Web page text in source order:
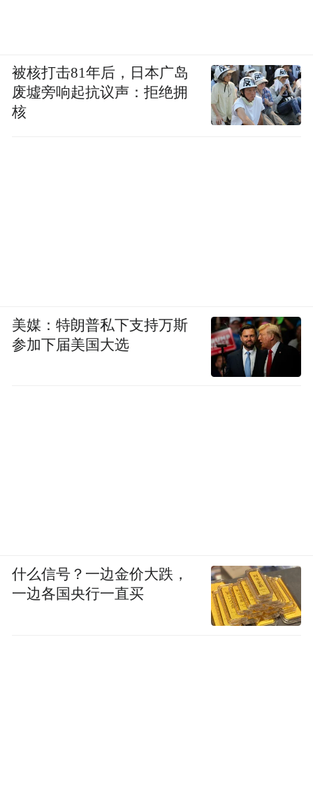
被核打击81年后，日本广岛
废墟旁响起抗议声：拒绝拥
核
美媒：特朗普私下支持万斯
参加下届美国大选
什么信号？一边金价大跌，
一边各国央行一直买